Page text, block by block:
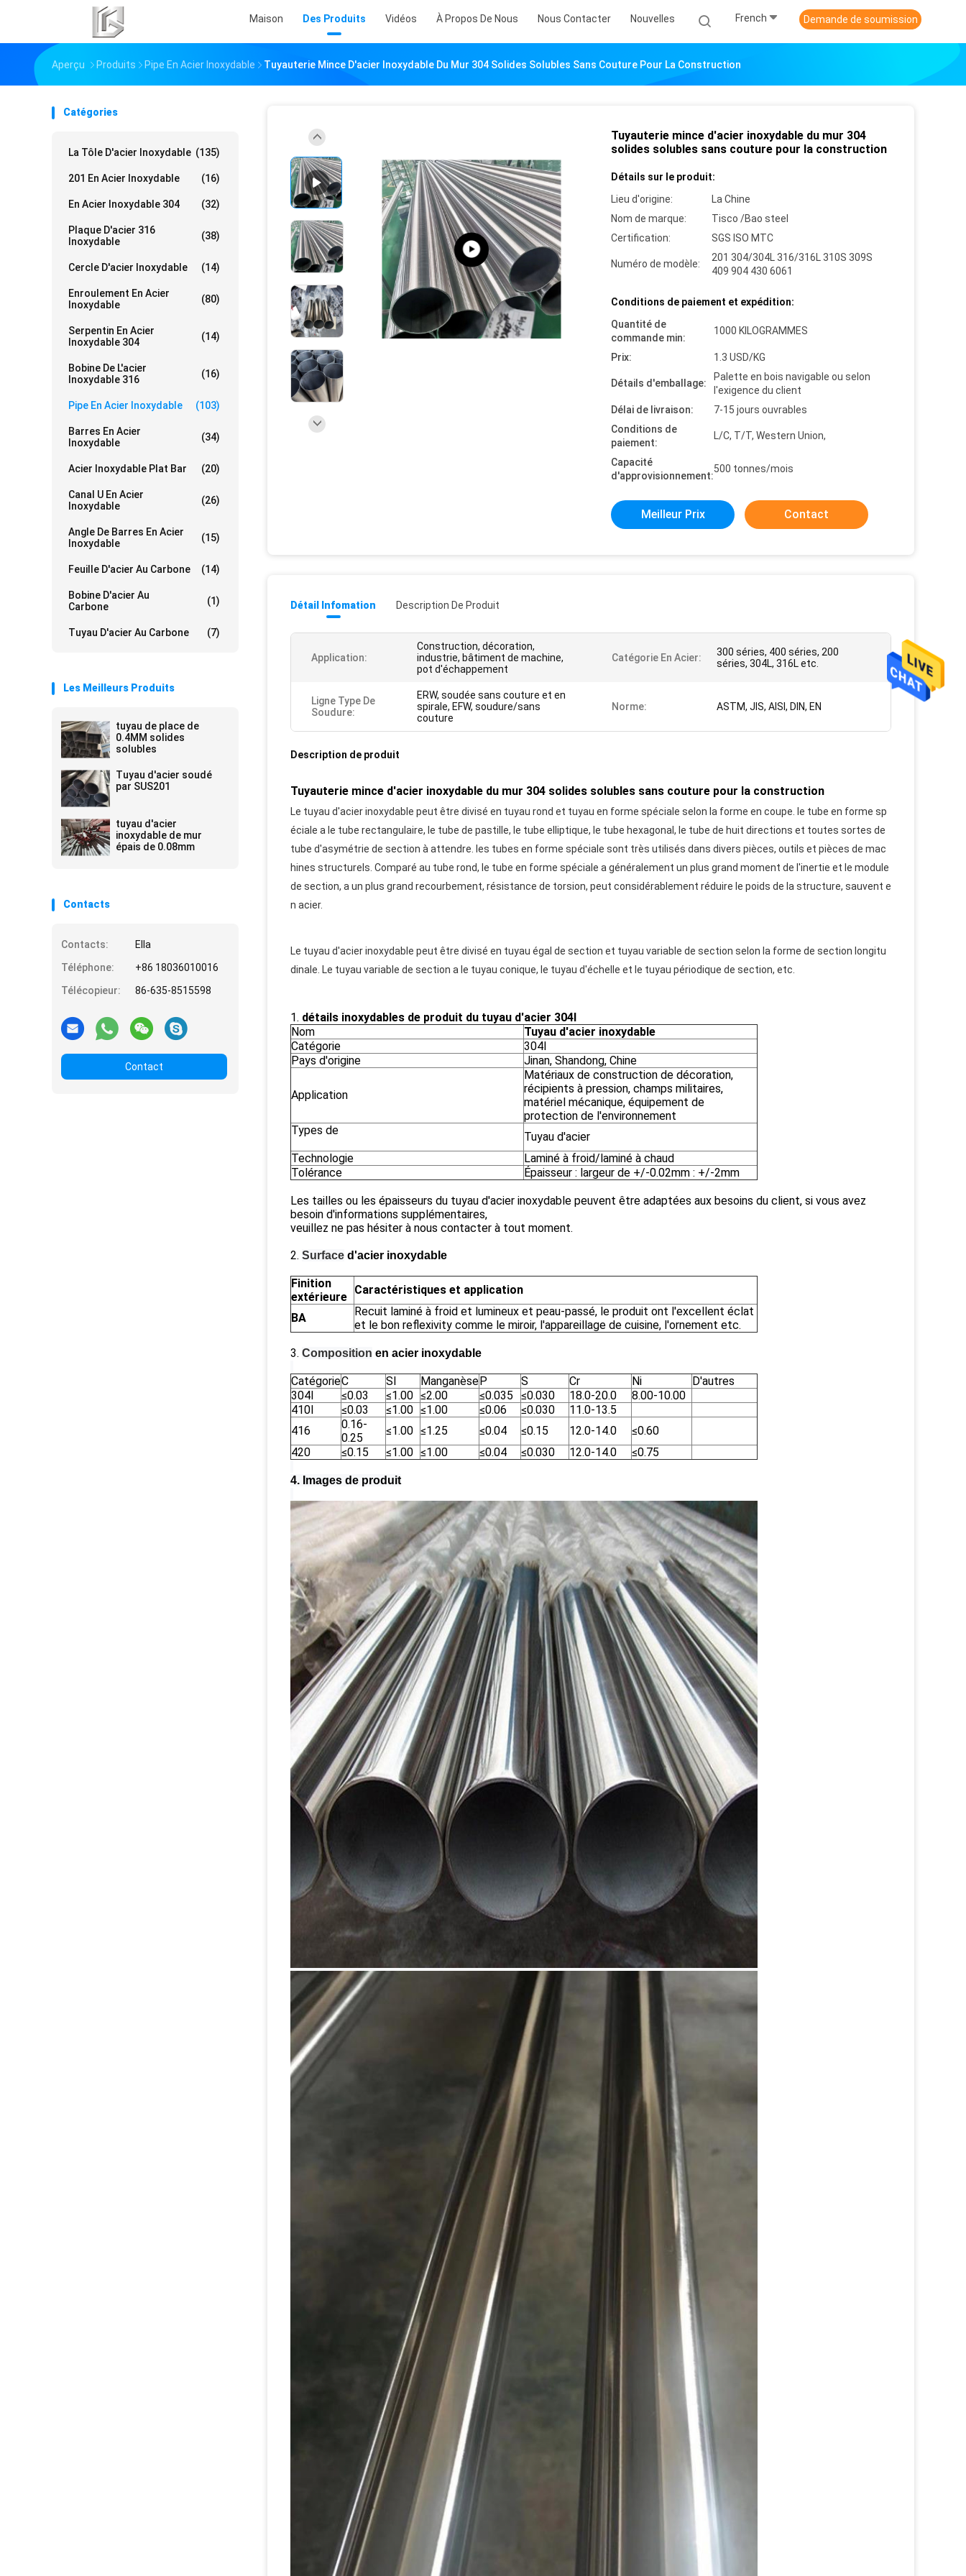
Maison Des Produits Vidéos À Propos De Nous Nous Contacter Nouvelles French Demande de soumission
Aperçu Produits Pipe En Acier Inoxydable Tuyauterie Mince D'acier Inoxydable Du Mur 304 Solides Solubles Sans Couture Pour La Construction
Catégories
La Tôle D'acier Inoxydable (135)
201 En Acier Inoxydable (16)
En Acier Inoxydable 304 (32)
Plaque D'acier 316
Inoxydable
(38)
Cercle D'acier Inoxydable (14)
Enroulement En Acier
Inoxydable
(80)
Serpentin En Acier
Inoxydable 304
(14)
Bobine De L'acier
Inoxydable 316
(16)
Pipe En Acier Inoxydable (103)
Barres En Acier
Inoxydable
(34)
Acier Inoxydable Plat Bar (20)
Canal U En Acier
Inoxydable
(26)
Angle De Barres En Acier
Inoxydable
(15)
Feuille D'acier Au Carbone (14)
Bobine D'acier Au
Carbone
(1)
Tuyau D'acier Au Carbone (7)
Les Meilleurs Produits
tuyau de place de
0.4MM solides
solubles
Tuyau d'acier soudé
par SUS201
tuyau d'acier
inoxydable de mur
épais de 0.08mm
Contacts
Contacts:
Ella
Téléphone:
+86 18036010016
Télécopieur:
86-635-8515598
Contact
Tuyauterie mince d'acier inoxydable du mur 304
solides solubles sans couture pour la construction
Détails sur le produit:
Lieu d'origine:
La Chine
Nom de marque:
Tisco /Bao steel
Certification:
SGS ISO MTC
Numéro de modèle:
201 304/304L 316/316L 310S 309S
409 904 430 6061
Conditions de paiement et expédition:
Quantité de
commande min:
1000 KILOGRAMMES
Prix: 1.3 USD/KG
Détails d'emballage:
Palette en bois navigable ou selon
l'exigence du client
Délai de livraison:
7-15 jours ouvrables
Conditions de
paiement:
L/C, T/T, Western Union,
Capacité
d'approvisionnement:
500 tonnes/mois
Meilleur Prix Contact
Détail Infomation Description De Produit
Application:
Construction, décoration,
industrie, bâtiment de machine,
pot d'échappement
Catégorie En Acier:
300 séries, 400 séries, 200
séries, 304L, 316L etc.
Ligne Type De
Soudure:
ERW, soudée sans couture et en
spirale, EFW, soudure/sans
couture
Norme: ASTM, JIS, AISI, DIN, EN
Description de produit
Tuyauterie mince d'acier inoxydable du mur 304 solides solubles sans couture pour la construction
Le tuyau d'acier inoxydable peut être divisé en tuyau rond et tuyau en forme spéciale selon la forme en coupe.
le tube en forme sp
éciale a le tube rectangulaire, le tube de pastille, le tube elliptique, le tube hexagonal, le tube de huit directions et toutes sortes de
tube d'asymétrie de section à attendre.
les tubes en forme spéciale sont très utilisés dans divers pièces, outils et pièces de mac
hines structurels. Comparé au tube rond, le tube en forme spéciale a généralement un plus grand moment de l'inertie et le module
de section, a un plus grand recourbement, résistance de torsion, peut considérablement réduire le poids de la structure, sauvent e
n acier.
Le tuyau d'acier inoxydable peut être divisé en tuyau égal de section et tuyau variable de section selon la forme de section longitu
dinale. Le tuyau variable de section a le tuyau conique, le tuyau d'échelle et le tuyau périodique de section, etc.
1. détails inoxydables de produit du tuyau d'acier 304l
Nom
Tuyau d'acier inoxydable
Catégorie
304l
Pays d'origine
Jinan, Shandong, Chine
Application
Matériaux de construction de décoration,
récipients à pression, champs militaires,
matériel mécanique, équipement de
protection de l'environnement
Types de
Tuyau d'acier
Technologie
Laminé à froid/laminé à chaud
Tolérance
Épaisseur : largeur de +/-0.02mm : +/-2mm
Les tailles ou les épaisseurs du tuyau d'acier inoxydable peuvent être adaptées aux besoins du client, si vous avez
besoin d'informations supplémentaires,
veuillez ne pas hésiter à nous contacter à tout moment.
2. Surface d'acier inoxydable
Finition
extérieure
Caractéristiques et application
BA
Recuit laminé à froid et lumineux et peau-passé, le produit ont l'excellent éclat
et le bon reflexivity comme le miroir, l'appareillage de cuisine, l'ornement etc.
3. Composition en acier inoxydable
CatégorieC SI ManganèseP S Cr Ni
D'autres
304l
≤0.03 ≤1.00 ≤2.00 ≤0.035 ≤0.030 18.0-20.0
8.00-10.00
410l
≤0.03 ≤1.00 ≤1.00 ≤0.06 ≤0.030
11.0-13.5
416
0.16-
0.25
≤1.00 ≤1.25 ≤0.04 ≤0.15 12.0-14.0
≤0.60
420
≤0.15 ≤1.00 ≤1.00 ≤0.04 ≤0.030 12.0-14.0 ≤0.75
4. Images de produit